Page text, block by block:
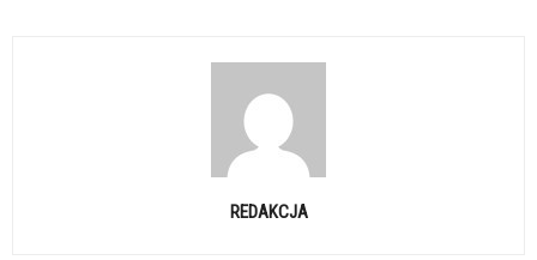
REDAKCJA